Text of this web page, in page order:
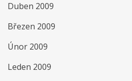
Duben 2009
Březen 2009
Únor 2009
Leden 2009